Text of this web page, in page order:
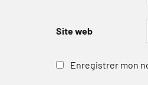
Site web
Enregistrer mon